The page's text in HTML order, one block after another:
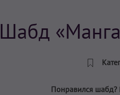
Шабд
Понравился шабд?